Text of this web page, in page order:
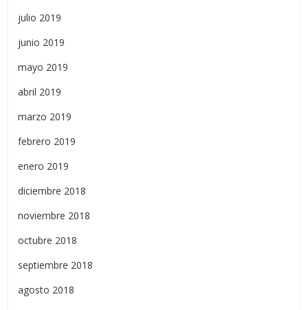
julio 2019
junio 2019
mayo 2019
abril 2019
marzo 2019
febrero 2019
enero 2019
diciembre 2018
noviembre 2018
octubre 2018
septiembre 2018
agosto 2018